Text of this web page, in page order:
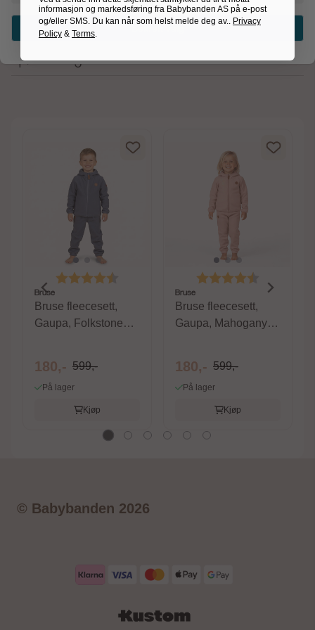
Produktanmeldelser
Spørsmål og svar
Karakter:
Bruse
Bruse fleecesett,
Gaupa, Folkstone
180,- 599,-
På lager
Kjøp
Karakter:
Bruse
Bruse fleecesett,
Gaupa, Mahogany
180,- 599,-
På lager
Kjøp
© Babybanden 2026
Bekreft valg
informasjon og markedsføring fra Babybanden AS på e-post
og/eller SMS. Du kan når som helst melde deg av.. Privacy
Policy & Terms.